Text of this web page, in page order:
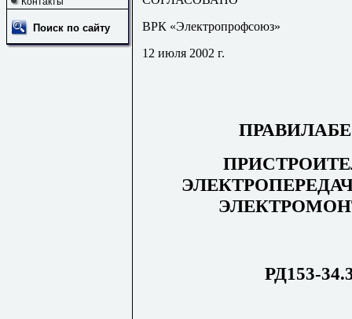
Поиск по сайту
ВРК «Электропрофсоюз»
12 июля 2002 г.
РД153-